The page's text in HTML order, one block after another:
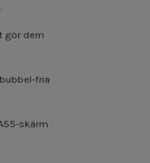
gör dem
fria
skärm